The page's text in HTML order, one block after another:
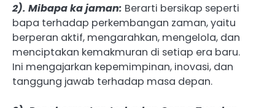
2). Mibapa ka jaman: Berarti bersikap seperti
bapa terhadap perkembangan zaman, yaitu
berperan aktif, mengarahkan, mengelola, dan
menciptakan kemakmuran di setiap era baru.
Ini mengajarkan kepemimpinan, inovasi, dan
tanggung jawab terhadap masa depan.